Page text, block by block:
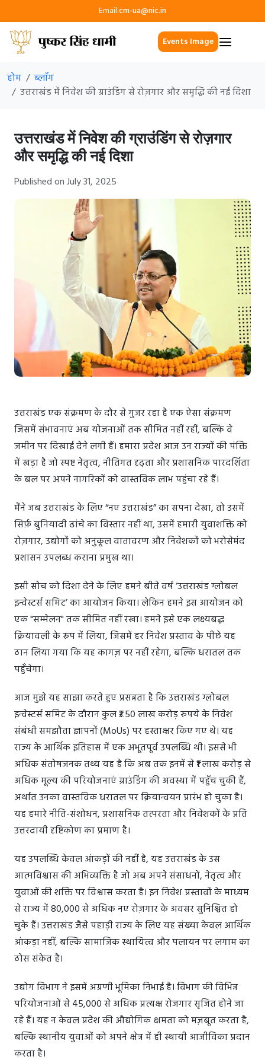
Email:cm-ua@nic.in
Events Image
होम
ब्लॉग
उत्तराखंड में निवेश की ग्राउंडिंग से रोज़गार और समृद्धि की नई दिशा
उत्तराखंड में निवेश की ग्राउंडिंग से रोज़गार
और समृद्धि की नई दिशा
Published on July 31, 2025
उत्तराखंड एक संक्रमण के दौर से गुजर रहा है एक ऐसा संक्रमण
जिसमें संभावनाएं अब योजनाओं तक सीमित नहीं रहीं, बल्कि वे
जमीन पर दिखाई देने लगी हैं। हमारा प्रदेश आज उन राज्यों की पंक्ति
में खड़ा है जो स्पष्ट नेतृत्व, नीतिगत दृढ़ता और प्रशासनिक पारदर्शिता
के बल पर अपने नागरिकों को वास्तविक लाभ पहुंचा रहे हैं।
मैंने जब उत्तराखंड के लिए “नए उत्तराखंड” का सपना देखा, तो उसमें
सिर्फ़ बुनियादी ढांचे का विस्तार नहीं था, उसमें हमारी युवाशक्ति को
रोज़गार, उद्योगों को अनुकूल वातावरण और निवेशकों को भरोसेमंद
प्रशासन उपलब्ध कराना प्रमुख था।
इसी सोच को दिशा देने के लिए हमने बीते वर्ष ‘उत्तराखंड ग्लोबल
इन्वेस्टर्स समिट’ का आयोजन किया। लेकिन हमने इस आयोजन को
एक "सम्मेलन" तक सीमित नहीं रखा। हमने इसे एक लक्ष्यबद्ध
क्रियावली के रूप में लिया, जिसमें हर निवेश प्रस्ताव के पीछे यह
ठान लिया गया कि यह कागज़ पर नहीं रहेगा, बल्कि धरातल तक
पहुँचेगा।
आज मुझे यह साझा करते हुए प्रसन्नता है कि उत्तराखंड ग्लोबल
इन्वेस्टर्स समिट के दौरान कुल ₹3.50 लाख करोड़ रुपये के निवेश
संबंधी समझौता ज्ञापनों (MoUs) पर हस्ताक्षर किए गए थे। यह
राज्य के आर्थिक इतिहास में एक अभूतपूर्व उपलब्धि थी। इससे भी
अधिक संतोषजनक तथ्य यह है कि अब तक इनमें से ₹1 लाख करोड़ से
अधिक मूल्य की परियोजनाएं ग्राउंडिंग की अवस्था में पहुँच चुकी हैं,
अर्थात उनका वास्तविक धरातल पर क्रियान्वयन प्रारंभ हो चुका है।
यह हमारे नीति-संशोधन, प्रशासनिक तत्परता और निवेशकों के प्रति
उत्तरदायी दृष्टिकोण का प्रमाण है।
यह उपलब्धि केवल आंकड़ों की नहीं है, यह उत्तराखंड के उस
आत्मविश्वास की अभिव्यक्ति है जो अब अपने संसाधनों, नेतृत्व और
युवाओं की शक्ति पर विश्वास करता है। इन निवेश प्रस्तावों के माध्यम
से राज्य में 80,000 से अधिक नए रोज़गार के अवसर सुनिश्चित हो
चुके हैं। उत्तराखंड जैसे पहाड़ी राज्य के लिए यह संख्या केवल आर्थिक
आंकड़ा नहीं, बल्कि सामाजिक स्थायित्व और पलायन पर लगाम का
ठोस संकेत है।
उद्योग विभाग ने इसमें अग्रणी भूमिका निभाई है। विभाग की विभिन्न
परियोजनाओं से 45,000 से अधिक प्रत्यक्ष रोजगार सृजित होने जा
रहे हैं। यह न केवल प्रदेश की औद्योगिक क्षमता को मज़बूत करता है,
बल्कि स्थानीय युवाओं को अपने क्षेत्र में ही स्थायी आजीविका प्रदान
करता है।